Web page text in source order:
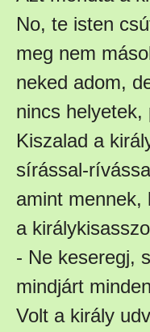
No, te isten
meg nem
neked adom,
nincs helyetek,
Kiszalad a
sírással-
amint mennek,
a
- Ne keseregj,
mindjárt
Volt a király